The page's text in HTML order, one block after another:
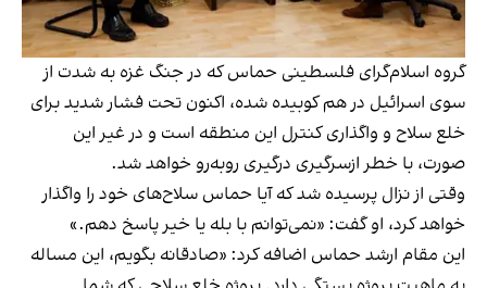
گروه اسلام‌گرای فلسطینی حماس که در جنگ غزه به شدت از
سوی اسرائیل در هم کوبیده شده، اکنون تحت فشار شدید برای
خلع سلاح و واگذاری کنترل این منطقه است و در غیر این
صورت، با خطر ازسرگیری درگیری روبه‌رو خواهد شد.
وقتی از نزال پرسیده شد که آیا حماس سلاح‌های خود را واگذار
خواهد کرد، او گفت: «نمی‌توانم با بله یا خیر پاسخ دهم.»
این مقام ارشد حماس اضافه کرد: «صادقانه بگویم، این مساله